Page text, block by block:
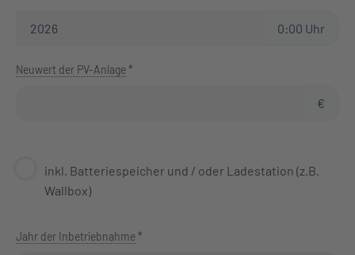
0:00 Uhr
Neuwert der PV-Anlage *
€
inkl. Batteriespeicher und / oder Ladestation (z.B.
Wallbox)
Jahr der Inbetriebnahme *